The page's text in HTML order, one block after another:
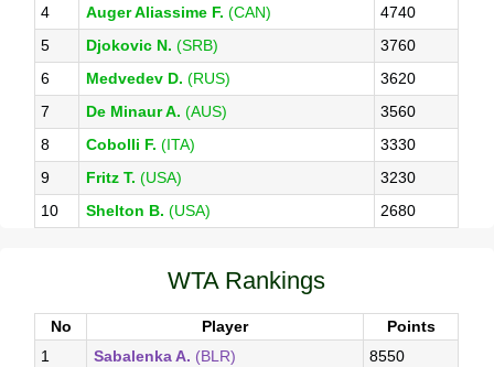
4
Auger Aliassime F. (CAN)
4740
5
Djokovic N. (SRB)
3760
6
Medvedev D. (RUS)
3620
7
De Minaur A. (AUS)
3560
8
Cobolli F. (ITA)
3330
9
Fritz T. (USA)
3230
10
Shelton B. (USA) 2680
WTA Rankings
No Player
Points
1
Sabalenka A. (BLR)
8550